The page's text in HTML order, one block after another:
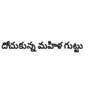
మహిళ గుట్టు